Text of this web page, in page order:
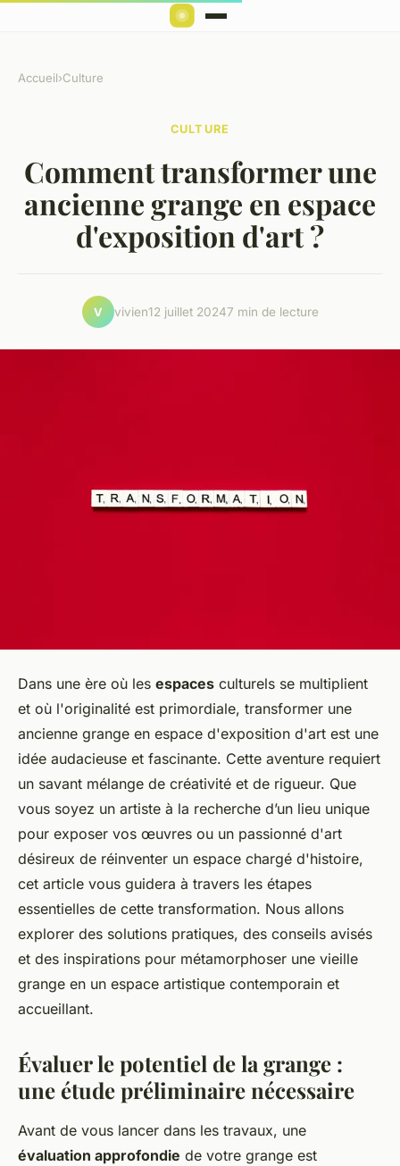
Accueil›Culture
CULTURE
Comment transformer une
ancienne grange en espace
d'exposition d'art ?
V vivien12 juillet 20247 min de lecture
Dans une ère où les espaces culturels se multiplient
et où l'originalité est primordiale, transformer une
ancienne grange en espace d'exposition d'art est une
idée audacieuse et fascinante. Cette aventure requiert
un savant mélange de créativité et de rigueur. Que
vous soyez un artiste à la recherche d’un lieu unique
pour exposer vos œuvres ou un passionné d'art
désireux de réinventer un espace chargé d'histoire,
cet article vous guidera à travers les étapes
essentielles de cette transformation. Nous allons
explorer des solutions pratiques, des conseils avisés
et des inspirations pour métamorphoser une vieille
grange en un espace artistique contemporain et
accueillant.
Évaluer le potentiel de la grange :
une étude préliminaire nécessaire
Avant de vous lancer dans les travaux, une
évaluation approfondie de votre grange est